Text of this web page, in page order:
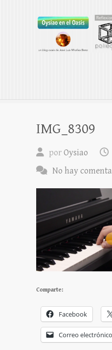
Oysiao en
IMG_8309
porOysiao
No hay
Comparte:
Facebook
Correo electrónico